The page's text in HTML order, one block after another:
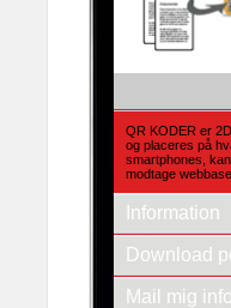
QR KODER er
og placeres på
smartphones,
modtage
Information
Download
Mail mig info